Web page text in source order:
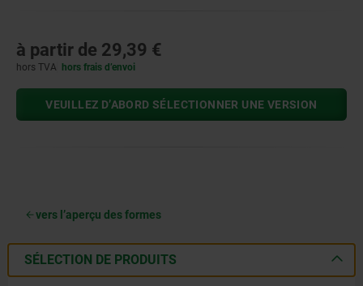
à partir de 29,39 €
hors TVA hors frais d’envoi
VEUILLEZ D’ABORD SÉLECTIONNER UNE VERSION
vers l’aperçu des formes
SÉLECTION DE PRODUITS